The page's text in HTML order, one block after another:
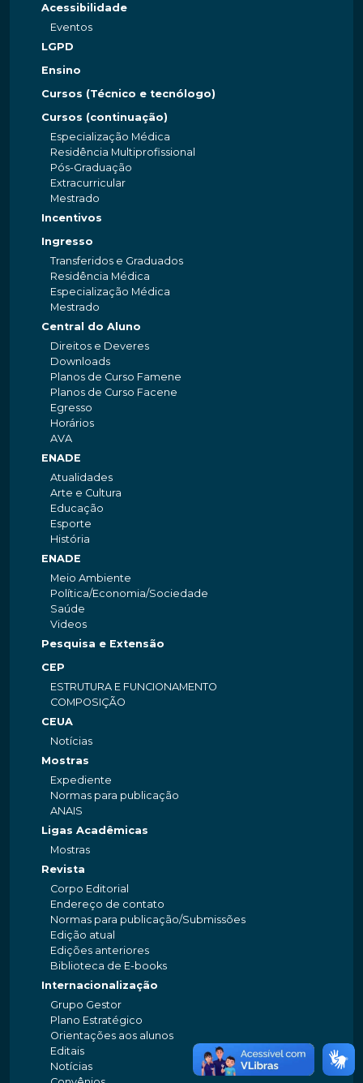
Acessibilidade
Eventos
LGPD
Ensino
Cursos (Técnico e tecnólogo)
Cursos (continuação)
Especialização Médica
Residência Multiprofissional
Pós-Graduação
Extracurricular
Mestrado
Incentivos
Ingresso
Transferidos e Graduados
Residência Médica
Especialização Médica
Mestrado
Central do Aluno
Direitos e Deveres
Downloads
Planos de Curso Famene
Planos de Curso Facene
Egresso
Horários
AVA
ENADE
Atualidades
Arte e Cultura
Educação
Esporte
História
ENADE
Meio Ambiente
Política/Economia/Sociedade
Saúde
Videos
Pesquisa e Extensão
CEP
ESTRUTURA E FUNCIONAMENTO
COMPOSIÇÃO
CEUA
Notícias
Mostras
Expediente
Normas para publicação
ANAIS
Ligas Acadêmicas
Mostras
Revista
Corpo Editorial
Endereço de contato
Normas para publicação/Submissões
Edição atual
Edições anteriores
Biblioteca de E-books
Internacionalização
Grupo Gestor
Plano Estratégico
Orientações aos alunos
Editais
Notícias